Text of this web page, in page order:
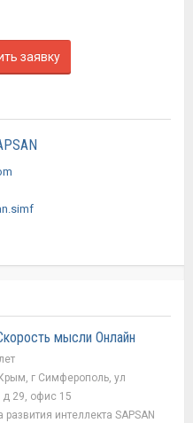
заявку
мысли Онлайн
г Симферополь, ул
д 29, офис 15
развития интеллекта SAPSAN